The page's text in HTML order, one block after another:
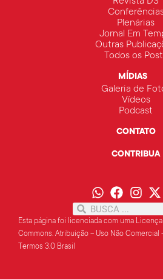
Plenárias
Jornal Em
Outras
Todos os
MÍDIAS
Galeria de
Vídeos
Podcast
CONTATO
CONTRIBUA
Esta página foi licenciada com uma
Commons. Atribuição – Uso Não Comercial
Termos 3.0 Brasil